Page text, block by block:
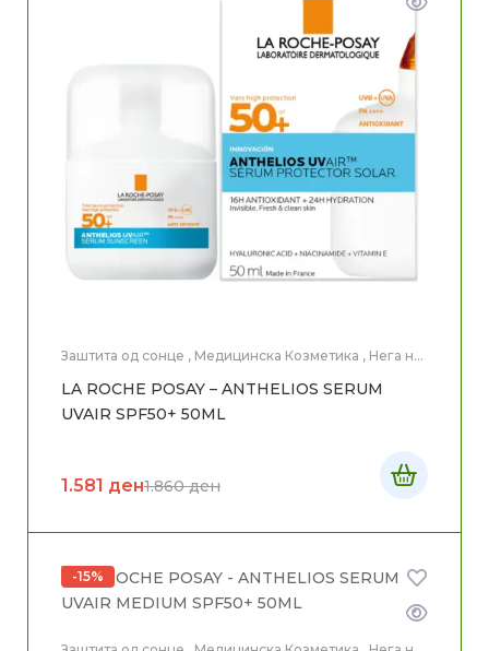
Заштита од сонце , Медицинска Козметика , Нега на
LA ROCHE POSAY – ANTHELIOS SERUM
UVAIR SPF50+ 50ML
1.860ден
1.581 ден
-15%